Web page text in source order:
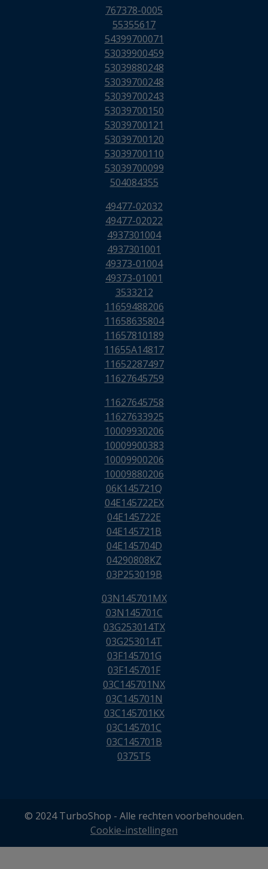
767378-0005
55355617
54399700071
53039900459
53039880248
53039700248
53039700243
53039700150
53039700121
53039700120
53039700110
53039700099
504084355
49477-02032
49477-02022
4937301004
4937301001
49373-01004
49373-01001
3533212
11659488206
11658635804
11657810189
11655A14817
11652287497
11627645759
11627645758
11627633925
10009930206
10009900383
10009900206
10009880206
06K145721Q
04E145722EX
04E145722E
04E145721B
04E145704D
04290808KZ
03P253019B
03N145701MX
03N145701C
03G253014TX
03G253014T
03F145701G
03F145701F
03C145701NX
03C145701N
03C145701KX
03C145701C
03C145701B
0375T5
© 2024 TurboShop - Alle rechten voorbehouden.
Cookie-instellingen